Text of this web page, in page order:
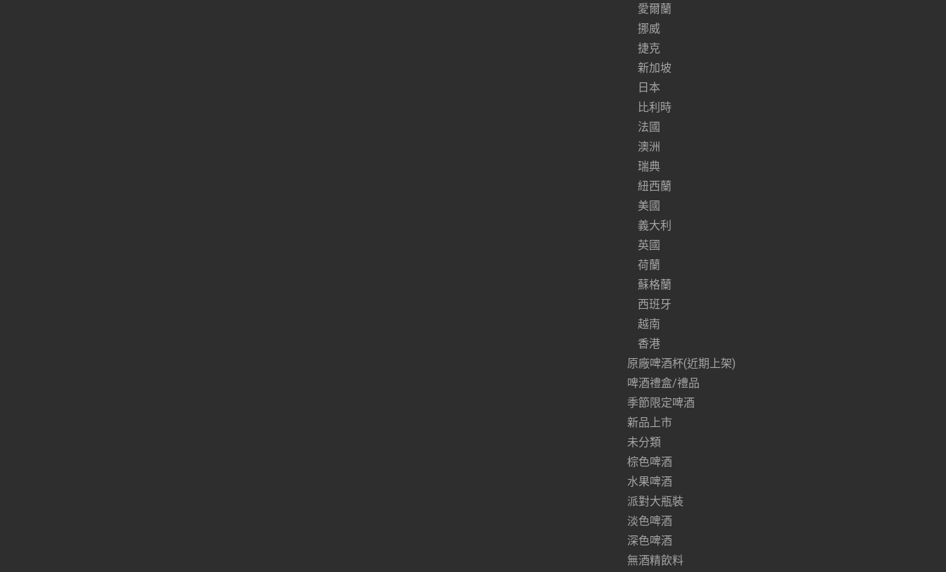
愛爾蘭
挪威
捷克
新加坡
日本
比利時
法國
澳洲
瑞典
紐西蘭
美國
義大利
英國
荷蘭
蘇格蘭
西班牙
越南
香港
原廠啤酒杯(近期上架)
啤酒禮盒/禮品
季節限定啤酒
新品上市
未分類
棕色啤酒
水果啤酒
派對大瓶裝
淡色啤酒
深色啤酒
無酒精飲料